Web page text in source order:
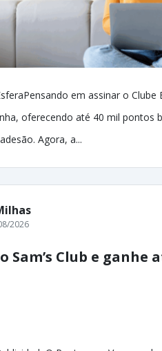
em assinar o Clube
oferecendo até 40 mil pontos
Agora, a...
2026
Sam’s Club e ganhe